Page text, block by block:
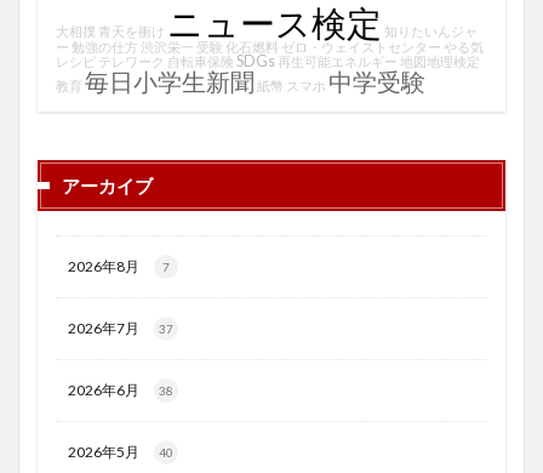
大相撲 青天を衝け ニュース検定 知りたいんジャ
ー 勉強の仕方 渋沢栄一 受験 化石燃料 ゼロ・ウェイストセンター やる気
レシピ テレワーク 自転車保険 SDGs 再生可能エネルギー 地図地理検定
教育 毎日小学生新聞 紙幣 スマホ 中学受験
アーカイブ
2026年8月 7
2026年7月 37
2026年6月 38
2026年5月 40